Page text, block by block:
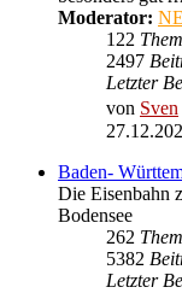
Moderator:
122
2497
Letzter
von Sven
Baden-
Die Eisenbahn
Bodensee
262
5382
Letzter